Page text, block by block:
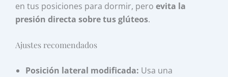
en tus posiciones para dormir, peroevita la
presión directa sobre tus glúteos.
Ajustes recomendados
Posición lateral modificada: Usa una